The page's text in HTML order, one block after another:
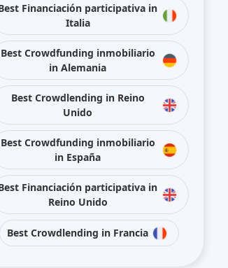
Financiación participativa in
Italia
Best Crowdfunding inmobiliario
in Alemania
Best Crowdlending in Reino
Unido
Best Crowdfunding inmobiliario
in España
Financiación participativa in
Reino Unido
Best Crowdlending in Francia